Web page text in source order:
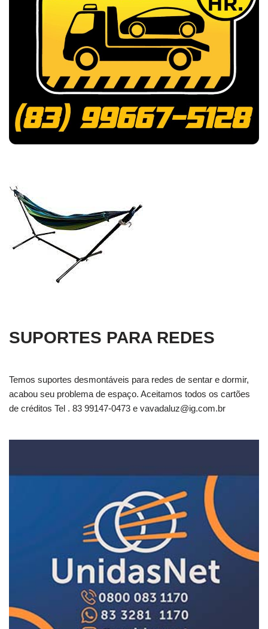
SUPORTES PARA REDES
Temos suportes desmontáveis para redes de sentar e dormir,
acabou seu problema de espaço. Aceitamos todos os cartões
de créditos Tel . 83 99147-0473 e vavadaluz@ig.com.br